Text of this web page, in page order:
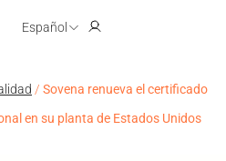
Español
/ Sovena renueva el certificado
en su planta de Estados Unidos